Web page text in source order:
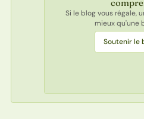
Si le blog vous régale,
mieux qu'une
Soutenir le